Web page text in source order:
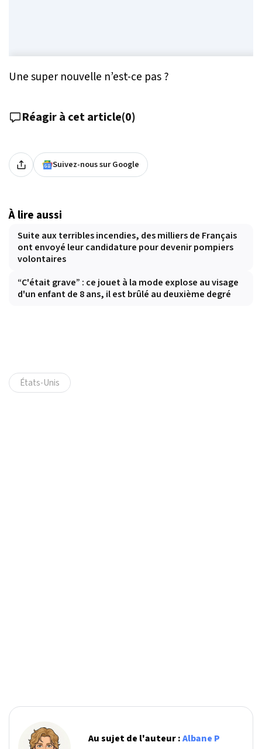
Une super nouvelle n’est-ce pas ?
Réagir à cet article(0)
Suivez-nous sur Google
À lire aussi
Suite aux terribles incendies, des milliers de Français
ont envoyé leur candidature pour devenir pompiers
volontaires
“C'était grave” : ce jouet à la mode explose au visage
d'un enfant de 8 ans, il est brûlé au deuxième degré
États-Unis
Au sujet de l'auteur :Albane P